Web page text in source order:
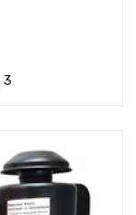
3